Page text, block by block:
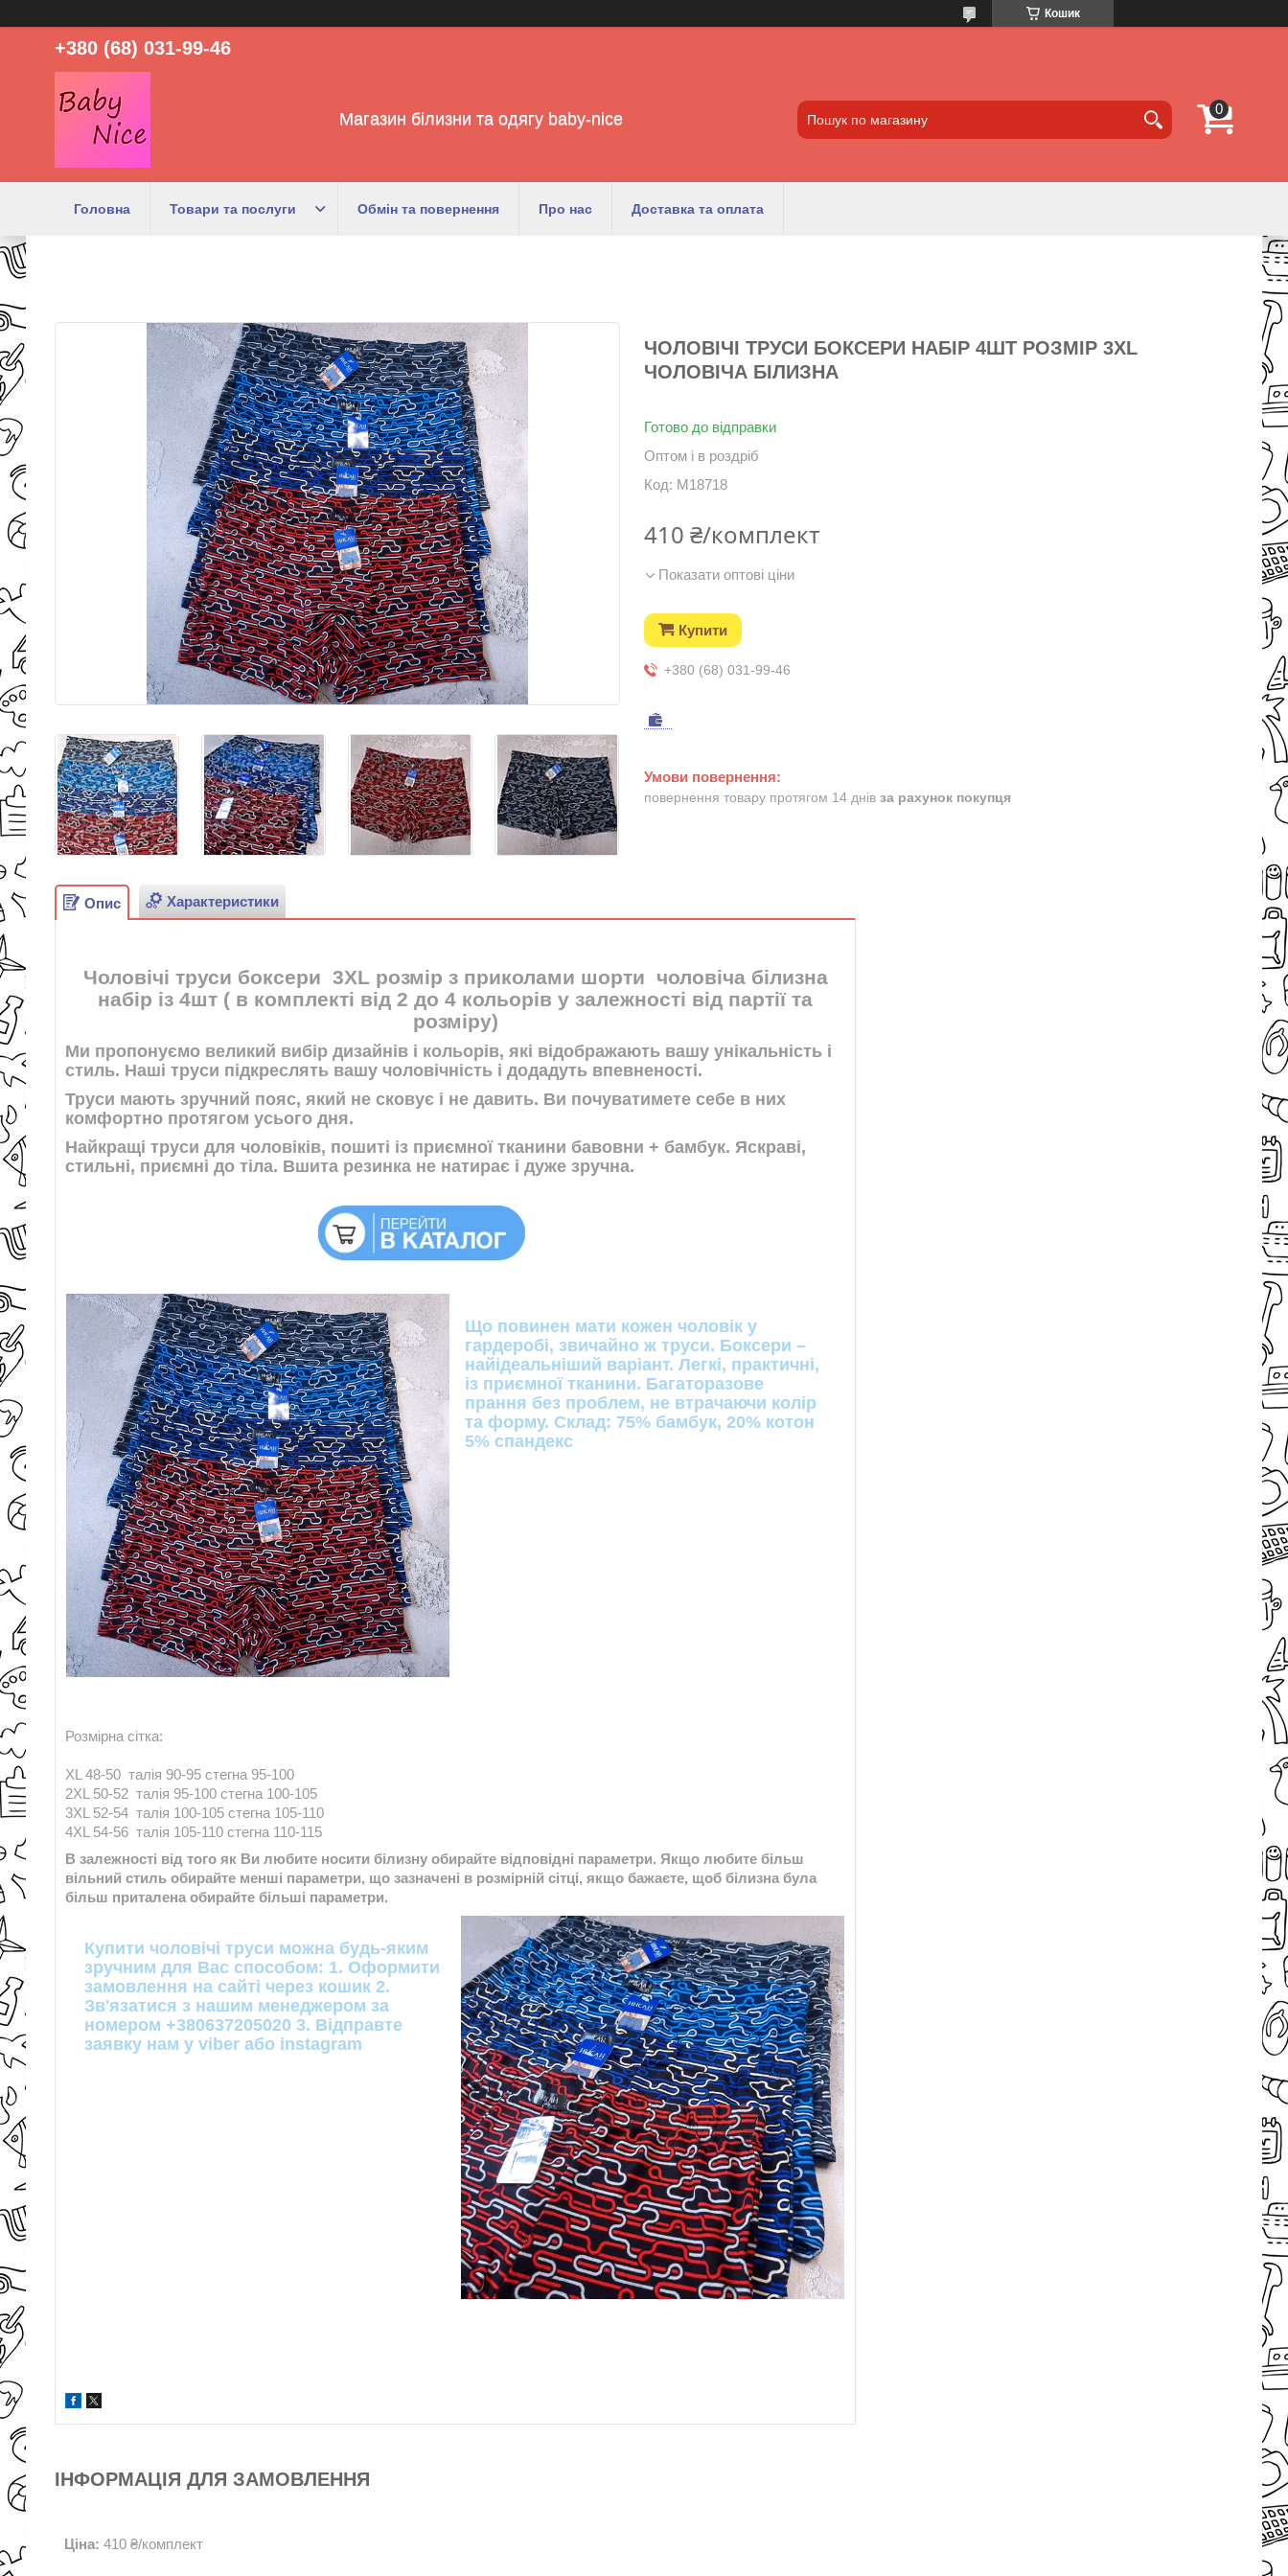
Кошик
+380 (68) 031-99-46
Магазин білизни та одягу baby-nice
Головна Товари та послуги Обмін та повернення Про нас Доставка та оплата
ЧОЛОВІЧІ ТРУСИ БОКСЕРИ НАБІР 4ШТ РОЗМІР 3XL
ЧОЛОВІЧА БІЛИЗНА
Готово до відправки
Оптом і в роздріб
Код: M18718
410 ₴/комплект
Показати оптові ціни
Купити
+380 (68) 031-99-46
повернення товару протягом 14 днів за рахунок покупця
Опис Характеристики
Чоловічі труси боксери 3XL розмір з приколами шорти чоловіча білизна
набір із 4шт ( в комплекті від 2 до 4 кольорів у залежності від партії та
розміру)
Ми пропонуємо великий вибір дизайнів і кольорів, які відображають вашу унікальність і
стиль. Наші труси підкреслять вашу чоловічність і додадуть впевненості.
Труси мають зручний пояс, який не сковує і не давить. Ви почуватимете себе в них
комфортно протягом усього дня.
Найкращі труси для чоловіків, пошиті із приємної тканини бавовни + бамбук. Яскраві,
стильні, приємні до тіла. Вшита резинка не натирає і дуже зручна.
Що повинен мати кожен чоловік у
гардеробі, звичайно ж труси. Боксери –
найідеальніший варіант. Легкі, практичні,
із приємної тканини. Багаторазове
прання без проблем, не втрачаючи колір
та форму. Склад: 75% бамбук, 20% котон
5% спандекс
Розмірна сітка:
XL 48-50 талія 90-95 стегна 95-100
2XL 50-52 талія 95-100 стегна 100-105
3XL 52-54 талія 100-105 стегна 105-110
4XL 54-56 талія 105-110 стегна 110-115
В залежності від того як Ви любите носити білизну обирайте відповідні параметри. Якщо любите більш
вільний стиль обирайте менші параметри, що зазначені в розмірній сітці, якщо бажаєте, щоб білизна була
більш приталена обирайте більші параметри.
Купити чоловічі труси можна будь-яким
зручним для Вас способом: 1. Оформити
замовлення на сайті через кошик 2.
Зв'язатися з нашим менеджером за
номером +380637205020 3. Відправте
заявку нам у viber або instagram
ІНФОРМАЦІЯ ДЛЯ ЗАМОВЛЕННЯ
Ціна: 410 ₴/комплект